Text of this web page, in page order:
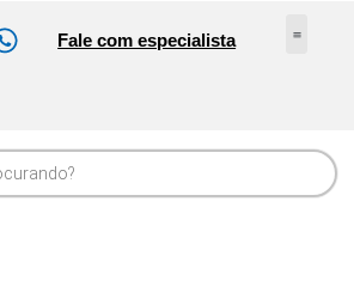
Fale com especialista